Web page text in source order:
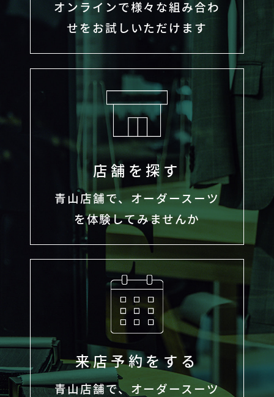
オンラインで様々な組み合わ
せをお試しいただけます
店舗を探す
青山店舗で、オーダースーツ
を体験してみませんか
来店予約をする
青山店舗で、オーダースーツ